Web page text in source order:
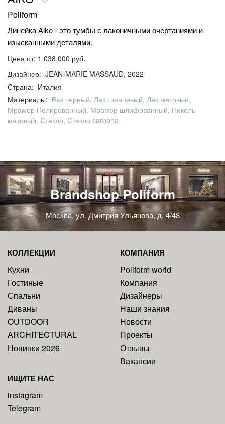
Poliform
Линейка Aiko - это тумбы с лаконичными очертаниями и
изысканными деталями.
Цена от: 1 038 000 руб.
Дизайнер: JEAN-MARIE MASSAUD, 2022
Страна: Италия
Материалы: Вяз черный, Лак глянцевый, Лак матовый,
Мрамор Полированный, Мрамор шлифованный, Никель
матовый, Стекло, Стекло carbone
Brandshop Poliform
Москва, ул. Дмитрия Ульянова, д. 4/48
КОЛЛЕКЦИИ
Кухни
Гостиные
Спальни
Диваны
OUTDOOR
ARCHITECTURAL
Новинки 2026
КОМПАНИЯ
Poliform world
Компания
Дизайнеры
Наши знания
Новости
Проекты
Отзывы
Вакансии
ИЩИТЕ НАС
instagram
Telegram